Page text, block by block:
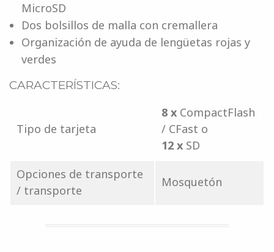
MicroSD
Dos bolsillos de malla con cremallera
Organización de ayuda de lengüetas rojas y
verdes
CARACTERÍSTICAS:
Tipo de tarjeta
8 x CompactFlash
/ CFast o
12 x SD
Opciones de transporte
/ transporte
Mosquetón